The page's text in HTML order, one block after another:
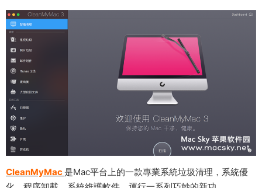
CleanMyMac 是Mac平台上的一款專業系統垃圾清理，系統優